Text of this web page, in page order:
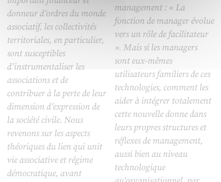
donneur d’ordres du monde
associatif, les collectivités
territoriales, en particulier,
sont susceptibles
d’instrumentaliser les
associations et de
contribuer à la perte de leur
dimension d’expression de
la société civile. Nous
revenons sur les aspects
théoriques du lien qui unit
vie associative et régime
démocratique, avant
management : « La
fonction de manager évolue
vers un rôle de facilitateur
». Mais si les managers
sont eux-mêmes
utilisateurs familiers de ces
technologies, comment les
aider à intégrer totalement
cette nouvelle donne dans
leurs propres structures et
réflexes de management,
aussi bien au niveau
technologique